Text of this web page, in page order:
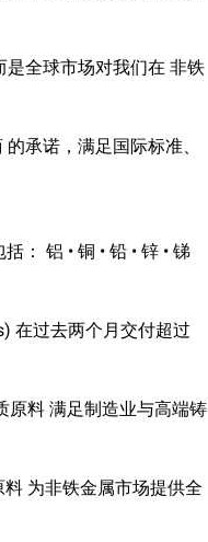
全球市场对我们在 非铁
承诺，满足国际标准、
： 铝 • 铜 • 铅 • 锌 • 锑
在过去两个月交付超过
原料 满足制造业与高端铸
为非铁金属市场提供全